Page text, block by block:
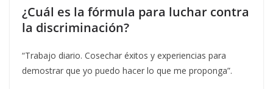
¿Cuál es la fórmula para luchar contra
la discriminación?
“Trabajo diario. Cosechar éxitos y experiencias para
demostrar que yo puedo hacer lo que me proponga”.